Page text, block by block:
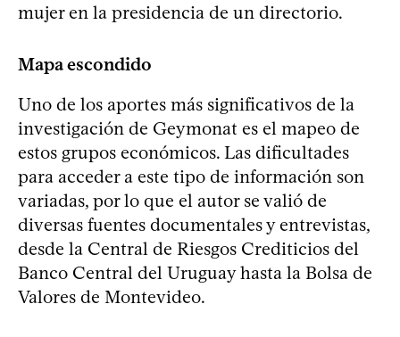
mujer en la presidencia de un directorio.
Mapa escondido
Uno de los aportes más significativos de la
investigación de Geymonat es el mapeo de
estos grupos económicos. Las dificultades
para acceder a este tipo de información son
variadas, por lo que el autor se valió de
diversas fuentes documentales y entrevistas,
desde la Central de Riesgos Crediticios del
Banco Central del Uruguay hasta la Bolsa de
Valores de Montevideo.